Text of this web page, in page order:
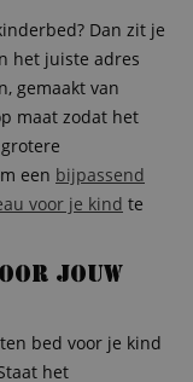
Dan zit je
het juiste adres
gemaakt van
maat zodat het
een bijpassend
voor je kind te
jouw
bed voor je kind
het